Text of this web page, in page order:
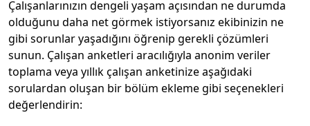
Çalışanlarınızın dengeli yaşam açısından ne durumda
olduğunu daha net görmek istiyorsanız ekibinizin ne
gibi sorunlar yaşadığını öğrenip gerekli çözümleri
sunun. Çalışan anketleri aracılığıyla anonim veriler
toplama veya yıllık çalışan anketinize aşağıdaki
sorulardan oluşan bir bölüm ekleme gibi seçenekleri
değerlendirin: